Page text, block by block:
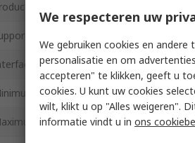
Type
Video Ports
Type Ethernet,
Supply Voltage 12V
Supply Voltage 20V
We respecteren uw
We gebruiken cookies en
personalisatie en om
accepteren" te klikken, geeft u
cookies. U kunt uw cookies
wilt, klikt u op "Alles weigeren".
informatie vindt u in ons